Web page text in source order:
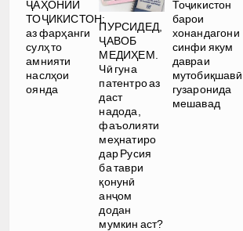
ҶАҲОНИИ
ТОҶИКИСТОН:
аз фарҳанги
сулҳ то
амнияти
наслҳои
оянда
ПУРСИДЕД,
ҶАВОБ
МЕДИҲЕМ.
Чӣ гуна
патентро аз
даст
надода,
фаъолияти
меҳнатиро
дар Русия
ба таври
қонунӣ
анҷом
додан
мумкин аст?
Тоҷикистон
барои
хонандагони
синфи якум
давраи
мутобиқшавӣ
гузаронида
мешавад